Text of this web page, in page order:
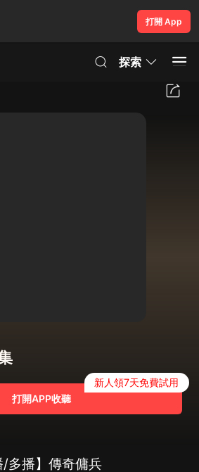
打開 App
探索
打開APP收聽
新人領7天免費試用
/多播】傳奇傭兵